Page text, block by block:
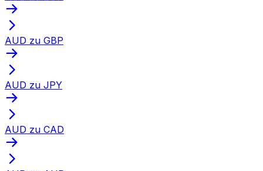
AUD zu GBP
AUD zu JPY
AUD zu CAD